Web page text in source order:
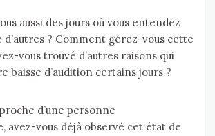
aussi des jours où vous entendez
d’autres ? Comment gérez-vous cette
vous trouvé d’autres raisons qui
baisse d’audition certains jours ?
d’une personne
avez-vous déjà observé cet état de